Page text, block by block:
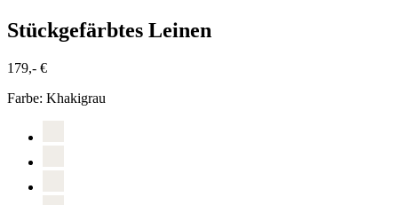
Stückgefärbtes Leinen
179,- €
Farbe: Khakigrau